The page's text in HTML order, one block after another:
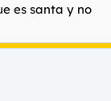
es santa y no